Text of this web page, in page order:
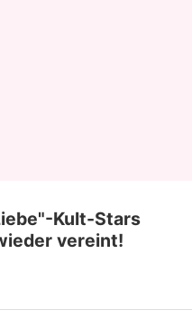
Kult-Stars
vereint!